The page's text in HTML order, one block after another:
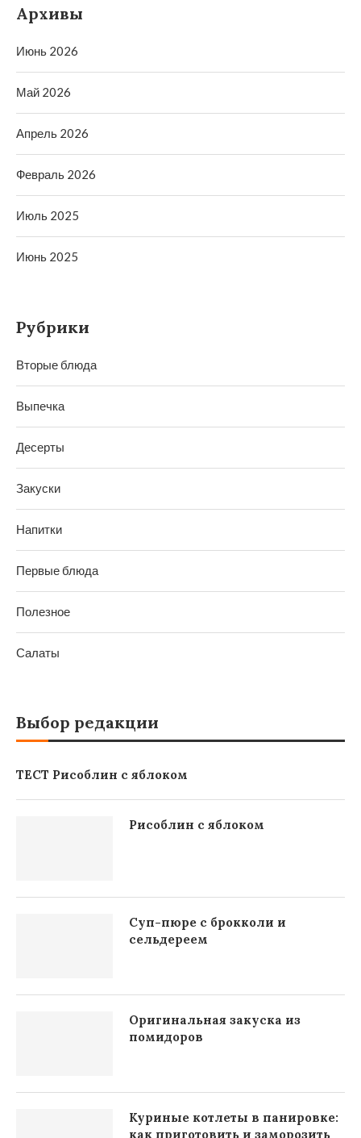
Архивы
Июнь 2026
Май 2026
Апрель 2026
Февраль 2026
Июль 2025
Июнь 2025
Рубрики
Вторые блюда
Выпечка
Десерты
Закуски
Напитки
Первые блюда
Полезное
Салаты
Выбор редакции
ТЕСТ Рисоблин с яблоком
Рисоблин с яблоком
Суп-пюре с брокколи и
сельдереем
Оригинальная закуска из
помидоров
Куриные котлеты в панировке:
как приготовить и заморозить